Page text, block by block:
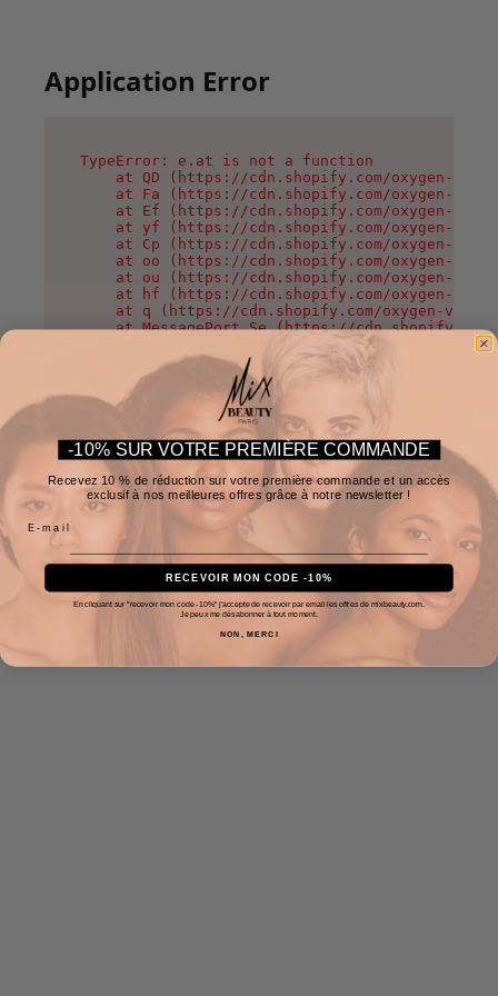
Application Error
TypeError: e.at is not a function
at QD (https://cdn.shopify.com/oxygen-v2/
at Fa (https://cdn.shopify.com/oxygen-v2/
at Ef (https://cdn.shopify.com/oxygen-v2/
at yf (https://cdn.shopify.com/oxygen-v2/
at Cp (https://cdn.shopify.com/oxygen-v2/
at oo (https://cdn.shopify.com/oxygen-v2/
at ou (https://cdn.shopify.com/oxygen-v2/
at hf (https://cdn.shopify.com/oxygen-v2/
at q (https://cdn.shopify.com/oxygen-v2/
at MessagePort.Se (https://
-10% SUR VOTRE PREMIÈRE COMMANDE
Recevez 10 % de réduction sur votre première commande et un accès
exclusif à nos meilleures offres grâce à notre newsletter !
RECEVOIR MON CODE -10%
En cliquant sur "recevoir mon code -10%" j'accepte de recevoir par email les offres de mixbeauty.com.
Je peux me désabonner à tout moment.
NON, MERCI